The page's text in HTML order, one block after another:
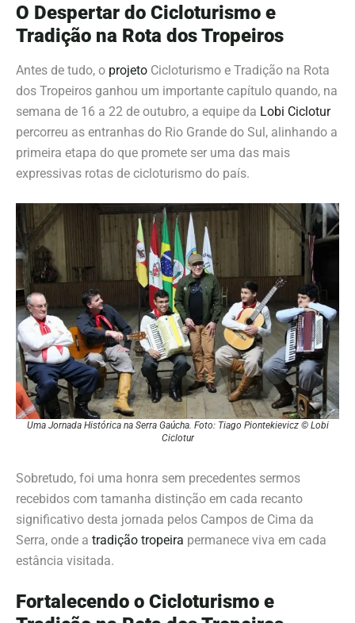
O Despertar do Cicloturismo e
Tradição na Rota dos Tropeiros
Antes de tudo, o projeto Cicloturismo e Tradição na Rota
dos Tropeiros ganhou um importante capítulo quando, na
semana de 16 a 22 de outubro, a equipe da Lobi Ciclotur
percorreu as entranhas do Rio Grande do Sul, alinhando a
primeira etapa do que promete ser uma das mais
expressivas rotas de cicloturismo do país.
Uma Jornada Histórica na Serra Gaúcha. Foto: Tiago Piontekievicz © Lobi
Ciclotur
Sobretudo, foi uma honra sem precedentes sermos
recebidos com tamanha distinção em cada recanto
significativo desta jornada pelos Campos de Cima da
Serra, onde a tradição tropeira permanece viva em cada
estância visitada.
Fortalecendo o Cicloturismo e